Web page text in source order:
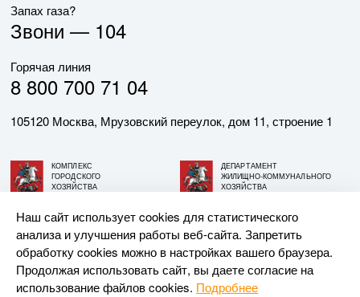
Запах газа?
Звони — 104
Горячая линия
8 800 700 71 04
105120 Москва, Мрузовский переулок, дом 11, строение 1
КОМПЛЕКС
ГОРОДСКОГО
ХОЗЯЙСТВА
ДЕПАРТАМЕНТ
ЖИЛИЩНО-КОММУНАЛЬНОГО
ХОЗЯЙСТВА
© АО «МОСГАЗ», 2026. При использовании материалов
ссылка на сайт обязательна.
Наш сайт использует cookies для статистического
анализа и улучшения работы веб-сайта. Запретить
обработку cookies можно в настройках вашего браузера.
Продолжая использовать сайт, вы даете согласие на
использование файлов cookies. Подробнее